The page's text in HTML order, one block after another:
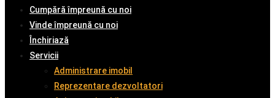
Cumpără împreună cu noi
Vinde împreună cu noi
Închiriază
Servicii
Administrare imobil
Reprezentare dezvoltatori